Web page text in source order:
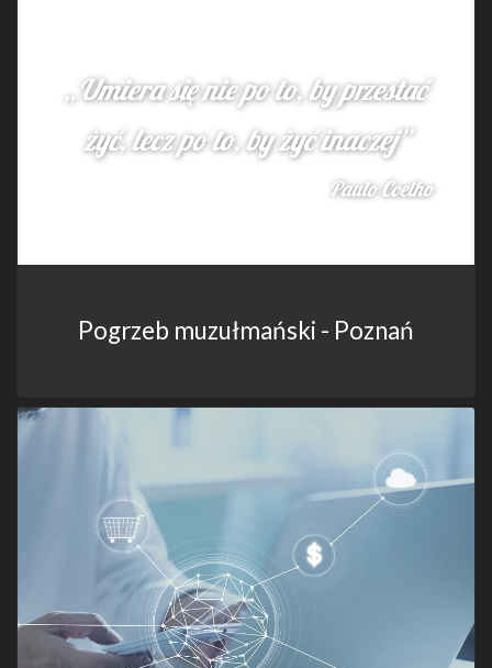
Pogrzeb muzułmański - Poznań